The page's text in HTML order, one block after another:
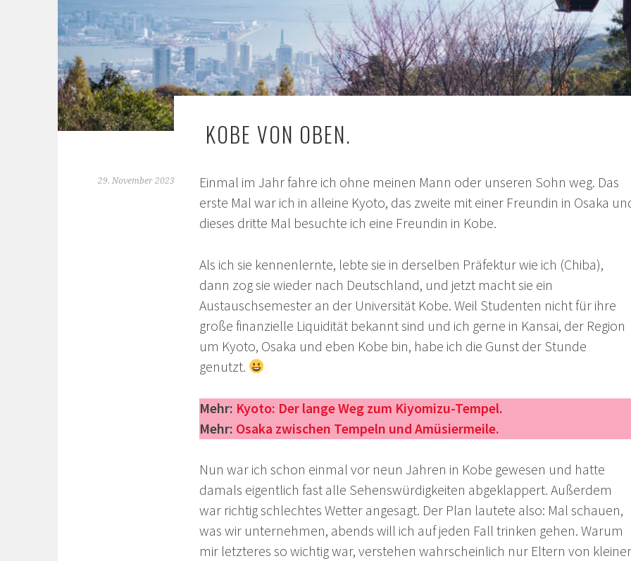
KOBE VON OBEN.
29. November 2023
Einmal im Jahr fahre ich ohne meinen Mann oder unseren Sohn weg. Das
erste Mal war ich in alleine Kyoto, das zweite mit einer Freundin in Osaka
dieses dritte Mal besuchte ich eine Freundin in Kobe.
Als ich sie kennenlernte, lebte sie in derselben Präfektur wie ich (Chiba),
dann zog sie wieder nach Deutschland, und jetzt macht sie ein
Austauschsemester an der Universität Kobe. Weil Studenten nicht für ihre
große finanzielle Liquidität bekannt sind und ich gerne in Kansai, der Region
um Kyoto, Osaka und eben Kobe bin, habe ich die Gunst der Stunde
genutzt.
Mehr: Kyoto: Der lange Weg zum Kiyomizu-Tempel.
Mehr: Osaka zwischen Tempeln und Amüsiermeile.
Nun war ich schon einmal vor neun Jahren in Kobe gewesen und hatte
damals eigentlich fast alle Sehenswürdigkeiten abgeklappert. Außerdem
war richtig schlechtes Wetter angesagt. Der Plan lautete also: Mal schauen,
was wir unternehmen, abends will ich auf jeden Fall trinken gehen. Warum
mir letzteres so wichtig war, verstehen wahrscheinlich nur Eltern von